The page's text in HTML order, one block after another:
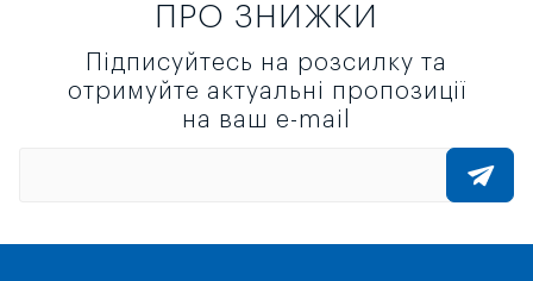
ПРО ЗНИЖКИ
Підписуйтесь на розсилку та
отримуйте актуальні пропозиції
на ваш e-mail